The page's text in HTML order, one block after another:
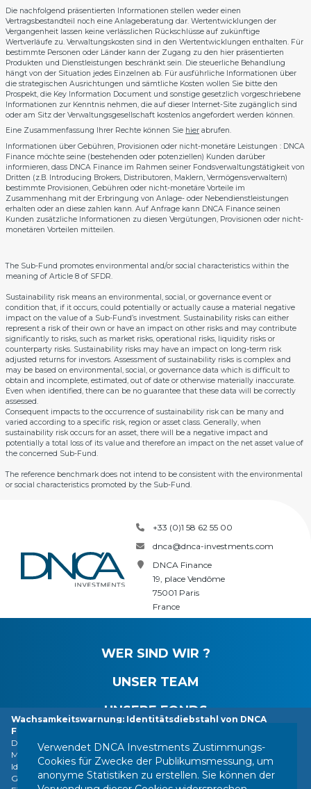
Wachsamkeitswarnung: Identitätsdiebstahl von DNCA
Finance.
DNCA Finance, eine Tochtergesellschaft von Natixis Investment
Managers, macht die Öffentlichkeit darauf aufmerksam, dass ihre
Identität von verschiedenen im Ausland ansässigen Personen oder
Gesellschaften missbraucht wird, darunter eine Gesellschaft, die sich als
Die nachfolgend präsentierten Informationen stellen weder einen
Vertragsbestandteil noch eine Anlageberatung dar. Wertentwicklungen der
Vergangenheit lassen keine verlässlichen Rückschlüsse auf zukünftige
Wertverläufe zu. Verwaltungskosten sind in den Wertentwicklungen enthalten. Für
bestimmte Personen oder Länder kann der Zugang zu den hier präsentierten
Produkten und Dienstleistungen beschränkt sein. Die steuerliche Behandlung
hängt von der Situation jedes Einzelnen ab. Für ausführliche Informationen über
die strategischen Ausrichtungen und sämtliche Kosten wollen Sie bitte den
Prospekt, die Key Information Document und sonstige gesetzlich vorgeschriebene
Informationen zur Kenntnis nehmen, die auf dieser Internet-Site zugänglich sind
oder am Sitz der Verwaltungsgesellschaft kostenlos angefordert werden können.
Eine Zusammenfassung Ihrer Rechte können Sie hier abrufen.
Informationen über Gebühren, Provisionen oder nicht-monetäre Leistungen : DNCA
Finance möchte seine (bestehenden oder potenziellen) Kunden darüber
informieren, dass DNCA Finance im Rahmen seiner Fondsverwaltungstätigkeit von
Dritten (z.B. Introducing Brokers, Distributoren, Maklern, Vermögensverwaltern)
bestimmte Provisionen, Gebühren oder nicht-monetäre Vorteile im
Zusammenhang mit der Erbringung von Anlage- oder Nebendienstleistungen
erhalten oder an diese zahlen kann. Auf Anfrage kann DNCA Finance seinen
Kunden zusätzliche Informationen zu diesen Vergütungen, Provisionen oder nicht-
monetären Vorteilen mitteilen.
The Sub-Fund promotes environmental and/or social characteristics within the
meaning of Article 8 of SFDR.
Sustainability risk means an environmental, social, or governance event or
condition that, if it occurs, could potentially or actually cause a material negative
impact on the value of a Sub-Fund’s investment. Sustainability risks can either
represent a risk of their own or have an impact on other risks and may contribute
significantly to risks, such as market risks, operational risks, liquidity risks or
counterparty risks. Sustainability risks may have an impact on long-term risk
adjusted returns for investors. Assessment of sustainability risks is complex and
may be based on environmental, social, or governance data which is difficult to
obtain and incomplete, estimated, out of date or otherwise materially inaccurate.
Even when identified, there can be no guarantee that these data will be correctly
assessed.
Consequent impacts to the occurrence of sustainability risk can be many and
varied according to a specific risk, region or asset class. Generally, when
sustainability risk occurs for an asset, there will be a negative impact and
potentially a total loss of its value and therefore an impact on the net asset value of
the concerned Sub-Fund.
The reference benchmark does not intend to be consistent with the environmental
or social characteristics promoted by the Sub-Fund.
+33 (0)1 58 62 55 00
dnca@dnca-investments.com
DNCA Finance
19, place Vendôme
75001 Paris
France
WER SIND WIR ?
UNSER TEAM
UNSERE FONDS
Verwendet DNCA Investments Zustimmungs-
Cookies für Zwecke der Publikumsmessung, um
anonyme Statistiken zu erstellen. Sie können der